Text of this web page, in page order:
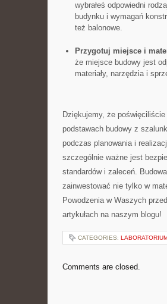
wybrałeś odpowiedni
budynku i wymagań
‌też balonowe.
Przygotuj miejsce i
że miejsce budowy jest
materiały, narzędzia i
Dziękujemy, że
podstawach​ budowy‌ z
podczas‌ planowania i
szczególnie ważne​ jest
standardów⁤ i zaleceń.
zainwestować nie tylko w
Powodzenia w Waszych
artykułach na naszym blogu!
CATEGORIES:
Comments are closed.